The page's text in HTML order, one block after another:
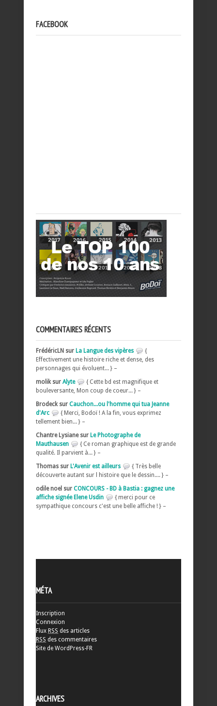
FACEBOOK
COMMENTAIRES RÉCENTS
FrédéricLN sur La Langue des vipères
{
Effectivement une histoire riche et dense, des
personnages qui évoluent... } –
molik sur Alyte
{ Cette bd est magnifique et
bouleversante, Mon coup de coeur... } –
Brodeck sur Cauchon...ou l'homme qui tua Jeanne
d'Arc
{ Merci, Bodoï ! A la fin, vous exprimez
tellement bien... } –
Chantre Lysiane sur Le Photographe de
Mauthausen
{ Ce roman graphique est de grande
qualité. Il parvient à... } –
Thomas sur L'Avenir est ailleurs
{ Très belle
découverte autant sur l histoire que le dessin.... } –
odile noel sur CONCOURS - BD à Bastia : gagnez une
affiche signée Elene Usdin
{ merci pour ce
sympathique concours c'est une belle affiche ! } –
MÉTA
Inscription
Connexion
Flux RSS des articles
RSS des commentaires
Site de WordPress-FR
ARCHIVES